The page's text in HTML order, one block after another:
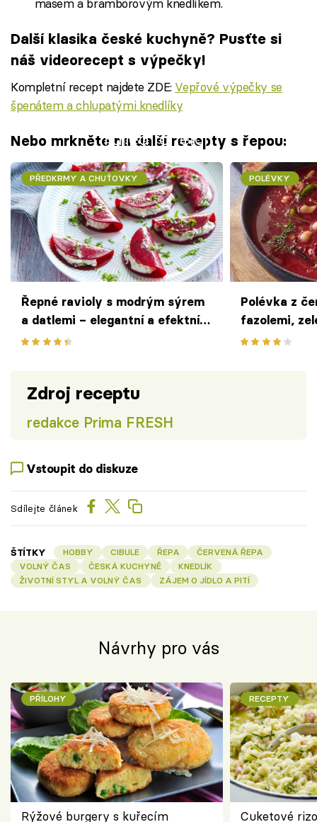
masem a bramborovým knedlíkem.
Další klasika české kuchyně? Pusťte si
náš videorecept s výpečky!
Kompletní recept najdete ZDE: Vepřové výpečky se
špenátem a chlupatými knedlíky
Failed to fetch
Nebo mrkněte na další recepty s řepou:
PŘEDKRMY A CHUŤOVKY
Řepné ravioly s modrým sýrem
a datlemi – elegantní a efektní
předkrm jako z restaurace
POLÉVKY
Polévka z
fazolemi,
koprem
Zdroj receptu
redakce Prima FRESH
Vstoupit do diskuze
Sdílejte článek
ŠTÍTKY HOBBY CIBULE ŘEPA
ČERVENÁ ŘEPA
VOLNÝ ČAS
ČESKÁ KUCHYNĚ
KNEDLÍK
ŽIVOTNÍ STYL A VOLNÝ ČAS
ZÁJEM O JÍDLO A PITÍ
Návrhy pro vás
PŘÍLOHY
Rýžové burgery s kuřecím
RECEPTY
Cuketové